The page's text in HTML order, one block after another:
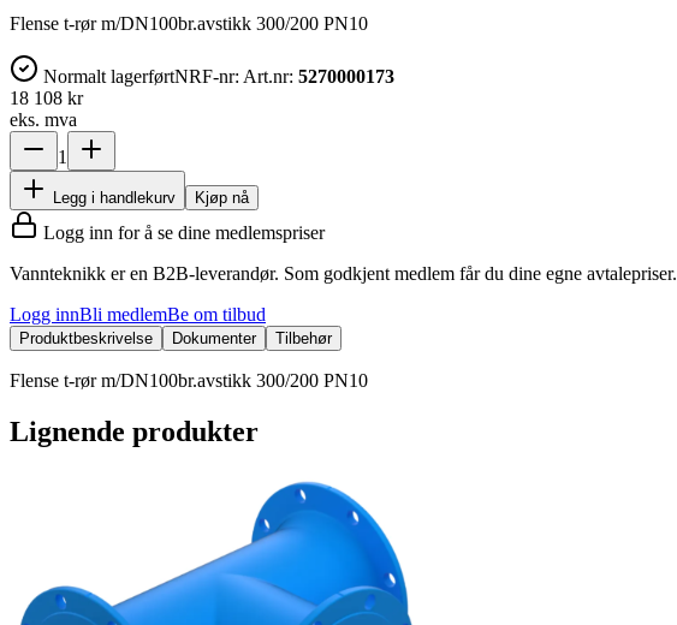
Flense t-rør m/DN100br.avstikk 300/200 PN10
Normalt lagerførtNRF-nr: Art.nr: 5270000173
18 108 kr
eks. mva
1
Legg i handlekurv Kjøp nå
Logg inn for å se dine medlemspriser
Vannteknikk er en B2B-leverandør. Som godkjent medlem får du dine egne avtalepriser.
Logg innBli medlemBe om tilbud
Produktbeskrivelse Dokumenter Tilbehør
Flense t-rør m/DN100br.avstikk 300/200 PN10
Lignende produkter